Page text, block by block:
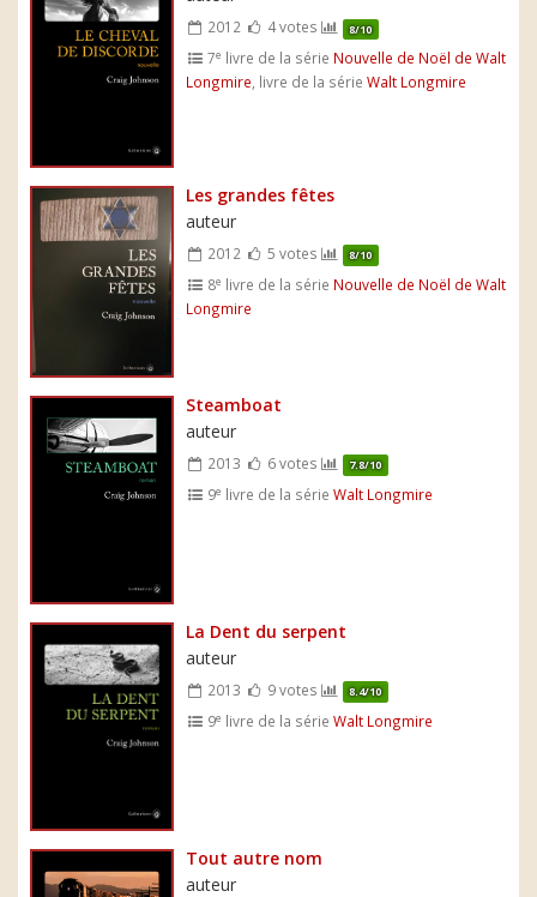
2012 4 votes 8/10
7e livre de la série Nouvelle de Noël de Walt
Longmire, livre de la série Walt Longmire
Les grandes fêtes
auteur
2012 5 votes 8/10
8e livre de la série Nouvelle de Noël de Walt
Longmire
Steamboat
auteur
2013 6 votes 7.8/10
9e livre de la sérieWalt Longmire
La Dent du serpent
auteur
2013 9 votes 8.4/10
9e livre de la sérieWalt Longmire
Tout autre nom
auteur